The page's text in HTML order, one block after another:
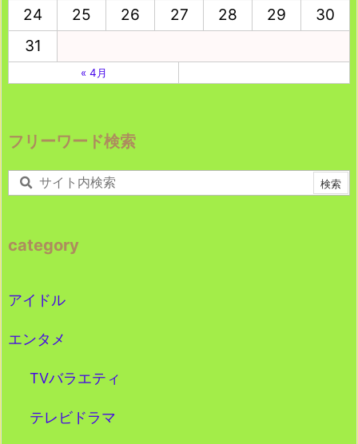
24
25 26 27 28 29
30
31
« 4月
フリーワード検索
category
アイドル
エンタメ
TVバラエティ
テレビドラマ